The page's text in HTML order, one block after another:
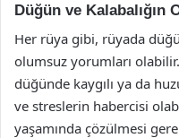
Düğün ve Kalabalığın
Her rüya gibi, rüyada
olumsuz yorumları
düğünde kaygılı ya da
ve streslerin habercisi
yaşamında çözülmesi